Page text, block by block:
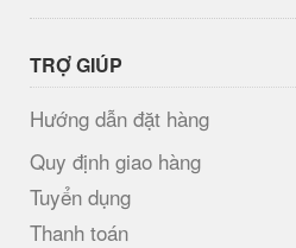
TRỢ GIÚP
Hướng dẫn đặt hàng
Quy định giao hàng
Tuyển dụng
Thanh toán